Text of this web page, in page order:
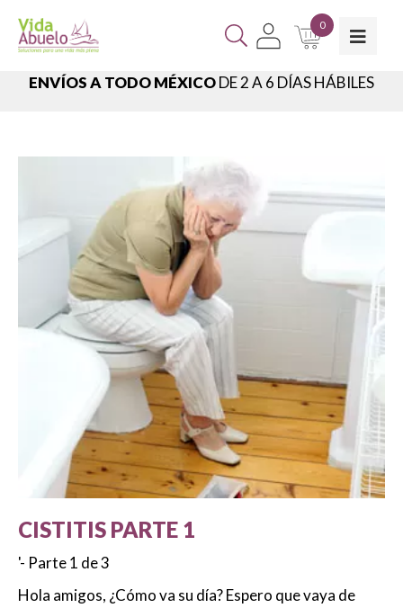
0
ENVÍOS A TODO MÉXICODE 2 A 6 DÍAS HÁBILES
CISTITIS PARTE 1
'- Parte 1 de 3
Hola amigos, ¿Cómo va su día? Espero que vaya de